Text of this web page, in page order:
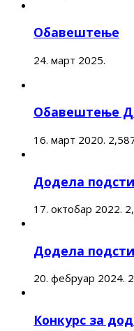
Обавештење
24. март 2025.
Обавештење
16. март 2020.
Додела
17. октобар 2022.
Додела
20. фебруар 2024.
Конкурс за